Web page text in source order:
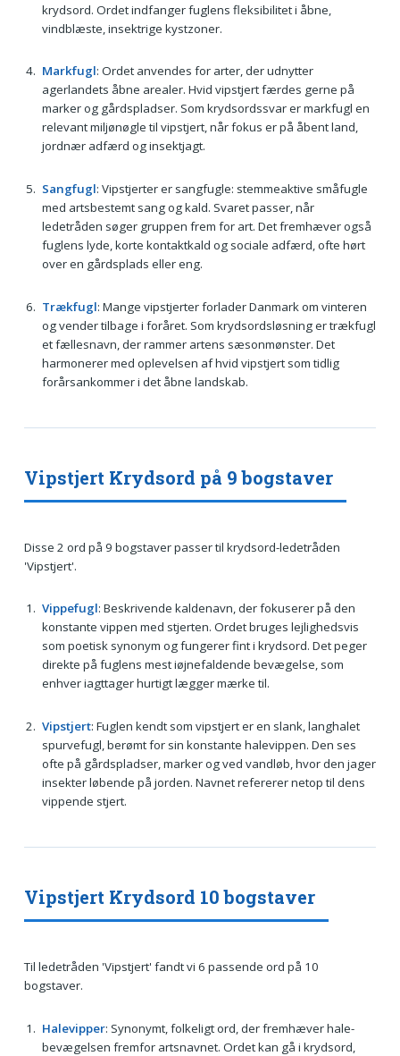
krydsord. Ordet indfanger fuglens fleksibilitet i åbne,
vindblæste, insektrige kystzoner.
Markfugl: Ordet anvendes for arter, der udnytter
agerlandets åbne arealer. Hvid vipstjert færdes gerne på
marker og gårdspladser. Som krydsordssvar er markfugl en
relevant miljønøgle til vipstjert, når fokus er på åbent land,
jordnær adfærd og insektjagt.
Sangfugl: Vipstjerter er sangfugle: stemmeaktive småfugle
med artsbestemt sang og kald. Svaret passer, når
ledetråden søger gruppen frem for art. Det fremhæver også
fuglens lyde, korte kontaktkald og sociale adfærd, ofte hørt
over en gårdsplads eller eng.
Trækfugl: Mange vipstjerter forlader Danmark om vinteren
og vender tilbage i foråret. Som krydsordsløsning er trækfugl
et fællesnavn, der rammer artens sæsonmønster. Det
harmonerer med oplevelsen af hvid vipstjert som tidlig
forårsankommer i det åbne landskab.
Vipstjert Krydsord på 9 bogstaver
Disse 2 ord på 9 bogstaver passer til krydsord-ledetråden
'Vipstjert'.
Vippefugl: Beskrivende kaldenavn, der fokuserer på den
konstante vippen med stjerten. Ordet bruges lejlighedsvis
som poetisk synonym og fungerer fint i krydsord. Det peger
direkte på fuglens mest iøjnefaldende bevægelse, som
enhver iagttager hurtigt lægger mærke til.
Vipstjert: Fuglen kendt som vipstjert er en slank, langhalet
spurvefugl, berømt for sin konstante halevippen. Den ses
ofte på gårdspladser, marker og ved vandløb, hvor den jager
insekter løbende på jorden. Navnet refererer netop til dens
vippende stjert.
Vipstjert Krydsord 10 bogstaver
Til ledetråden 'Vipstjert' fandt vi 6 passende ord på 10
bogstaver.
Halevipper: Synonymt, folkeligt ord, der fremhæver hale-
bevægelsen fremfor artsnavnet. Ordet kan gå i krydsord,